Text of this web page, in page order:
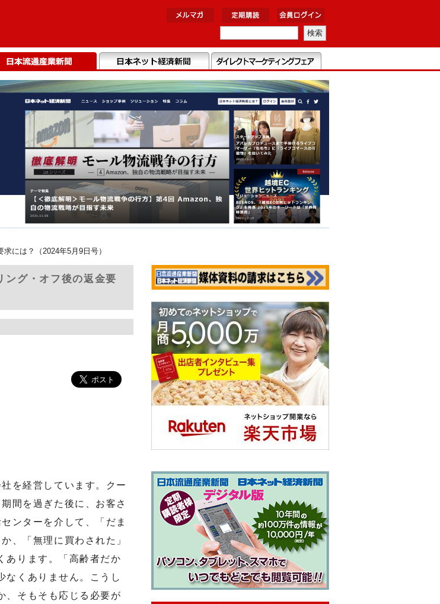
には？（2024年5月9日号）
グ・オフ後の返金要
を経営しています。クー
間を過ぎた後に、お客さ
ンターを介して、「だま
、「無理に買わされた」
あります。「高齢者だか
なくありません。こうし
、そもそも応じる必要が